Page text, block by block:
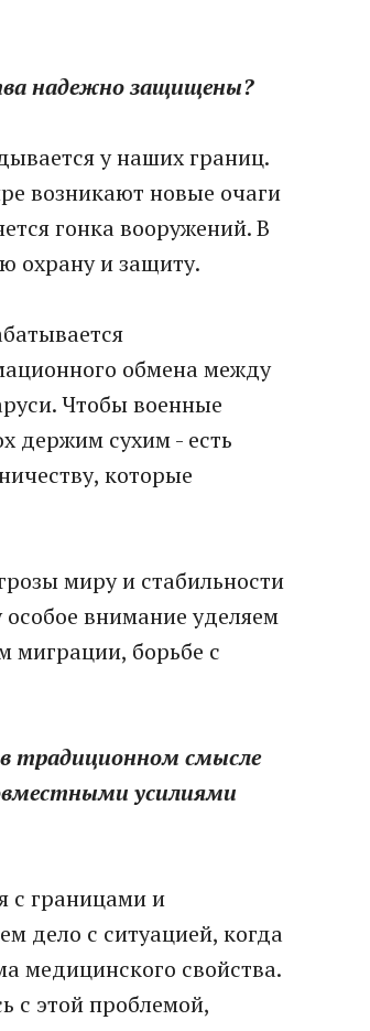
надежно защищены?
у наших границ.
возникают новые очаги
гонка вооружений. В
охрану и защиту.
обмена между
Чтобы военные
держим сухим - есть
которые
миру и стабильности
внимание уделяем
миграции, борьбе с
в традиционном смысле
усилиями
с границами и
дело с ситуацией, когда
медицинского свойства.
с этой проблемой,